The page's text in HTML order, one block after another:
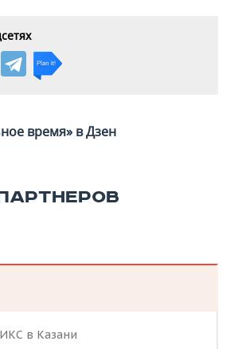
время» в Дзен
в Казани